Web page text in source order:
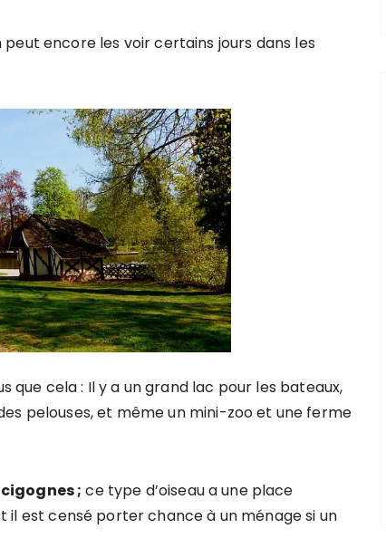
peut encore les voir certains jours dans les
cela : Il y a un grand lac pour les bateaux,
pelouses, et même un mini-zoo et une ferme
; ce type d’oiseau a une place
est censé porter chance à un ménage si un